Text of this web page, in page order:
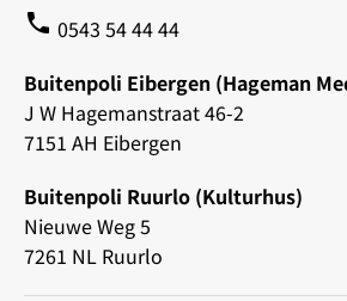
phone 0543 54 44 44
Buitenpoli Eibergen (Hageman
J W Hagemanstraat 46-2
7151 AH Eibergen
Buitenpoli Ruurlo (Kulturhus)
Nieuwe Weg 5
7261 NL Ruurlo